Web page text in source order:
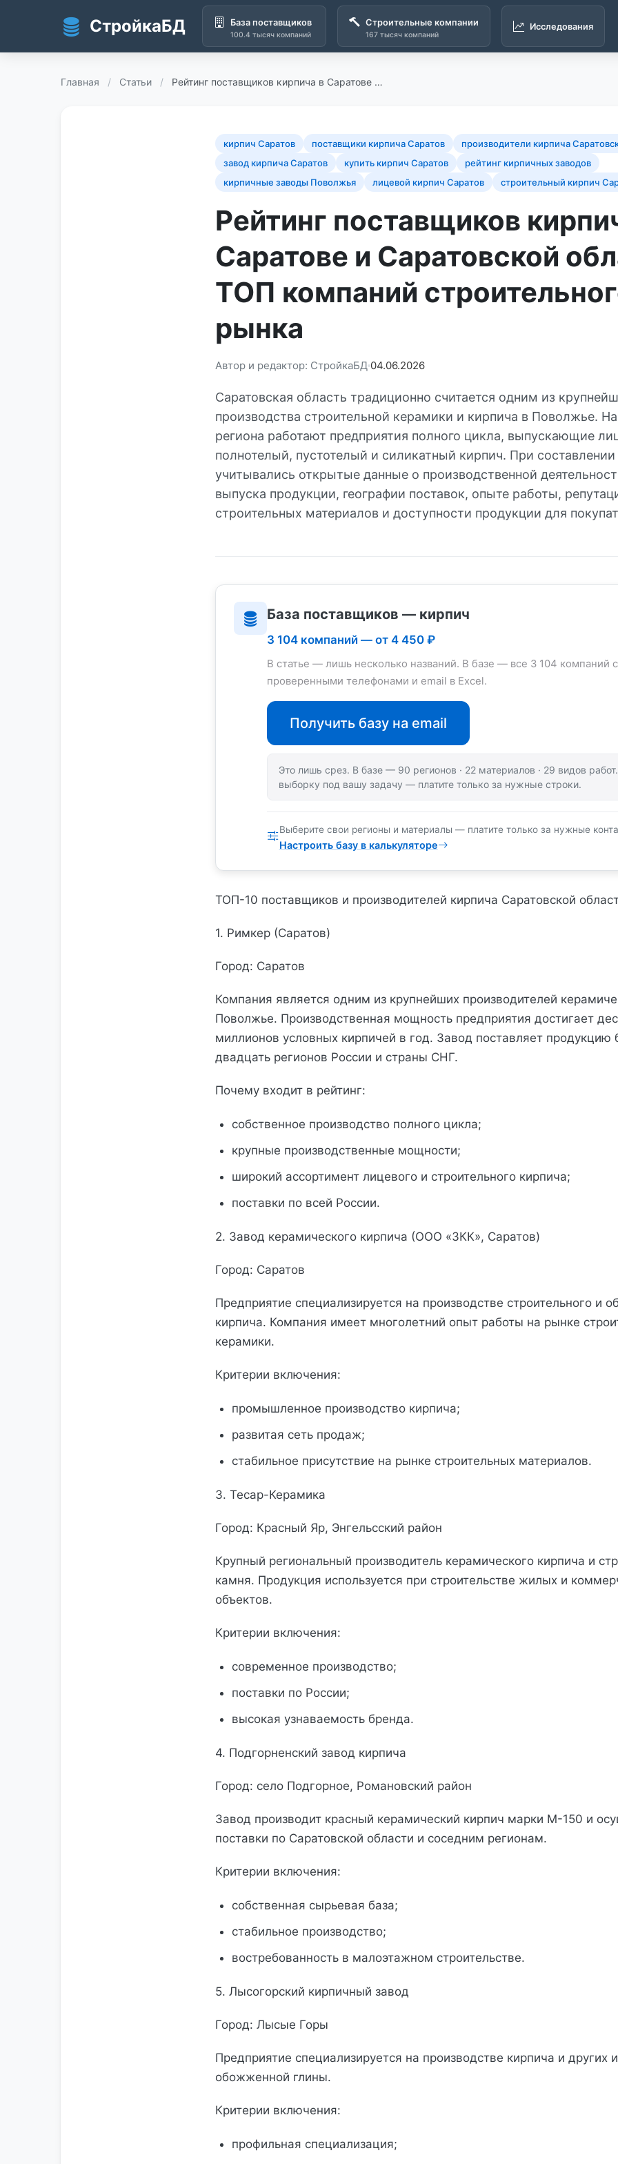
СтройкаБД База поставщиков
100.4 тысяч компаний
Строительные компании
167 тысяч компаний
Исследования
Главная / Статьи / Рейтинг поставщиков кирпича в Саратове …
кирпич Саратов поставщики кирпича Саратов
производители кирпича
завод кирпича Саратов
купить кирпич Саратов
рейтинг кирпичных заводов
кирпичные заводы Поволжья
лицевой кирпич Саратов строительный кирпич
Рейтинг поставщиков
Саратове и Саратовской
ТОП компаний
рынка
Автор и редактор: СтройкаБД 04.06.2026
Саратовская область традиционно считается одним из
производства строительной керамики и кирпича в Поволжье.
региона работают предприятия полного цикла, выпускающие
полнотелый, пустотелый и силикатный кирпич. При составлении
учитывались открытые данные о производственной
выпуска продукции, географии поставок, опыте работы,
строительных материалов и доступности продукции для
База поставщиков — кирпич
3 104 компаний — от 4 450 ₽
В статье — лишь несколько названий. В базе — все 3 104 компаний с
проверенными телефонами и email в Excel.
Получить базу на email
Это лишь срез. В базе — 90 регионов · 22 материалов · 29 видов
выборку под вашу задачу — платите только за нужные строки.
Выберите свои регионы и материалы — платите только за нужные
Настроить базу в калькуляторе
ТОП-10 поставщиков и производителей кирпича Саратовской
1. Римкер (Саратов)
Город: Саратов
Компания является одним из крупнейших производителей
Поволжье. Производственная мощность предприятия достигает
миллионов условных кирпичей в год. Завод поставляет продукцию
двадцать регионов России и страны СНГ.
Почему входит в рейтинг:
собственное производство полного цикла;
крупные производственные мощности;
широкий ассортимент лицевого и строительного кирпича;
поставки по всей России.
2. Завод керамического кирпича (ООО «ЗКК», Саратов)
Город: Саратов
Предприятие специализируется на производстве строительного и
кирпича. Компания имеет многолетний опыт работы на рынке
керамики.
Критерии включения:
промышленное производство кирпича;
развитая сеть продаж;
стабильное присутствие на рынке строительных материалов.
3. Тесар-Керамика
Город: Красный Яр, Энгельсский район
Крупный региональный производитель керамического кирпича и
камня. Продукция используется при строительстве жилых и
объектов.
Критерии включения:
современное производство;
поставки по России;
высокая узнаваемость бренда.
4. Подгорненский завод кирпича
Город: село Подгорное, Романовский район
Завод производит красный керамический кирпич марки М-150 и
поставки по Саратовской области и соседним регионам.
Критерии включения:
собственная сырьевая база;
стабильное производство;
востребованность в малоэтажном строительстве.
5. Лысогорский кирпичный завод
Город: Лысые Горы
Предприятие специализируется на производстве кирпича и других
обожженной глины.
Критерии включения:
профильная специализация;